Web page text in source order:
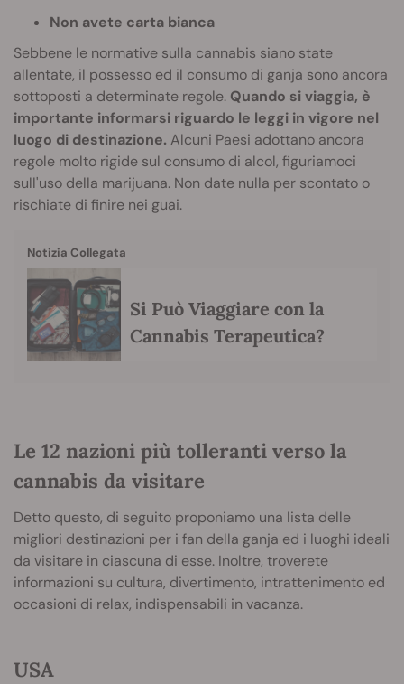
Non avete carta bianca
Sebbene le normative sulla cannabis siano state
allentate, il possesso ed il consumo di ganja sono ancora
sottoposti a determinate regole. Quando si viaggia, è
importante informarsi riguardo le leggi in vigore nel
luogo di destinazione. Alcuni Paesi adottano ancora
regole molto rigide sul consumo di alcol, figuriamoci
sull'uso della marijuana. Non date nulla per scontato o
rischiate di finire nei guai.
Notizia Collegata
Si Può Viaggiare con la
Cannabis Terapeutica?
Le 12 nazioni più tolleranti verso la
cannabis da visitare
Detto questo, di seguito proponiamo una lista delle
migliori destinazioni per i fan della ganja ed i luoghi ideali
da visitare in ciascuna di esse. Inoltre, troverete
informazioni su cultura, divertimento, intrattenimento ed
occasioni di relax, indispensabili in vacanza.
USA